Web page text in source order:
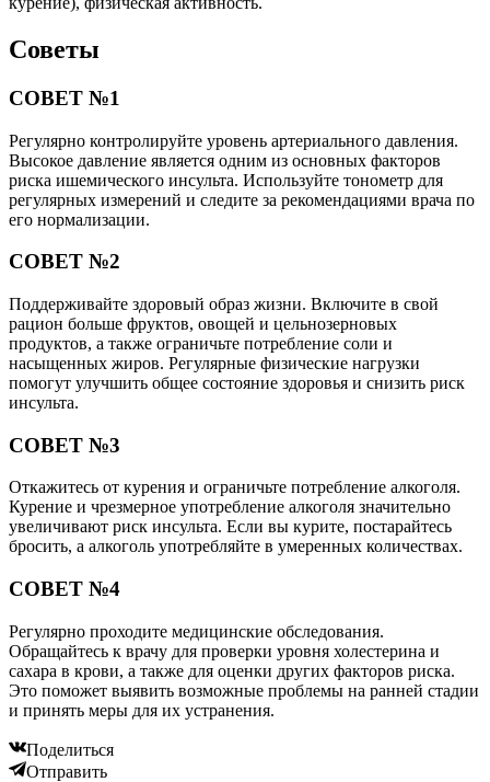
Советы
СОВЕТ №1
Регулярно контролируйте уровень артериального давления.
Высокое давление является одним из основных факторов
риска ишемического инсульта. Используйте тонометр для
регулярных измерений и следите за рекомендациями врача по
его нормализации.
СОВЕТ №2
Поддерживайте здоровый образ жизни. Включите в свой
рацион больше фруктов, овощей и цельнозерновых
продуктов, а также ограничьте потребление соли и
насыщенных жиров. Регулярные физические нагрузки
помогут улучшить общее состояние здоровья и снизить риск
инсульта.
СОВЕТ №3
Откажитесь от курения и ограничьте потребление алкоголя.
Курение и чрезмерное употребление алкоголя значительно
увеличивают риск инсульта. Если вы курите, постарайтесь
бросить, а алкоголь употребляйте в умеренных количествах.
СОВЕТ №4
Регулярно проходите медицинские обследования.
Обращайтесь к врачу для проверки уровня холестерина и
сахара в крови, а также для оценки других факторов риска.
Это поможет выявить возможные проблемы на ранней стадии
и принять меры для их устранения.
Поделиться
Отправить